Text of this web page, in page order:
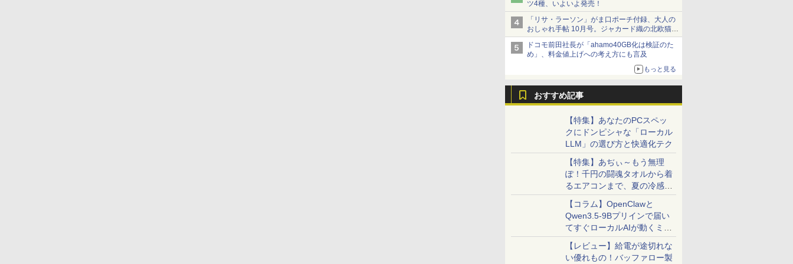
ツ4種、いよいよ発売！
「リサ・ラーソン」がま口ポーチ付録、大人の
おしゃれ手帖 10月号。ジャカード織の北欧猫デ
ザイン
ドコモ前田社長が「ahamo40GB化は検証のた
め」、料金値上げへの考え方にも言及
もっと見る
おすすめ記事
【特集】あなたのPCスペッ
クにドンピシャな「ローカル
LLM」の選び方と快適化テク
【特集】あぢぃ～もう無理
ぽ！千円の闘魂タオルから着
るエアコンまで、夏の冷感グ
ッズ一挙紹介
【コラム】OpenClawと
Qwen3.5-9Bプリインで届い
てすぐローカルAIが動くミニ
PC「SER9 Pro」
【レビュー】給電が途切れな
い優れもの！バッファロー製